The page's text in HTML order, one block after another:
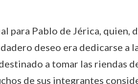
para Pablo de Jérica, quien,
deseo era dedicarse a
a tomar las riendas
de sus integrantes